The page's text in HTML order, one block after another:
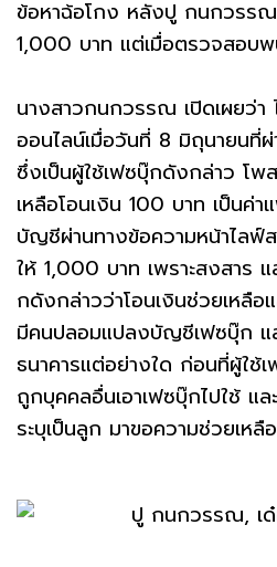
ข้อหาฉ้อโกง หลังปู กนกวรรณ
1,000 บาท แต่เมื่อตรวจสอบ
นางสาวกนกวรรณ เปิดเผยว่า
ออนไลน์เมื่อวันที่ 8 มิถุนายน
ซึ่งเป็นผู้ใช้เฟซบุ๊กดังกล่าว โพ
เหลือโอนเงิน 100 บาท เป็นค่
บัญชีผ่านทางข้อความหน้าไลฟ์
ให้ 1,000 บาท เพราะสงสาร
กดังกล่าวว่าโอนเงินช่วยเหลื
มีคนปลอมแปลงบัญชีเฟซบุ๊ก แล
ธนาคารแต่อย่างใด ก่อนที่ผู้ใช้
ถูกบุคคลอื่นเอาเฟซบุ๊กไปใช้ แ
ระบุเป็นลูก มาขอความช่วยเห